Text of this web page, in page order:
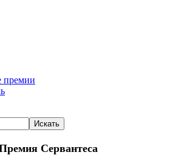
премии
Искать
Сервантеса